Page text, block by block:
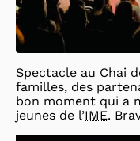
Spectacle au Chai
familles, des
bon moment qui a
jeunes de l’IME.